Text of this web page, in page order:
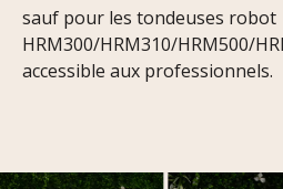
sauf pour les tondeuses robot
HRM300/HRM310/HRM500/
accessible aux professionnels.